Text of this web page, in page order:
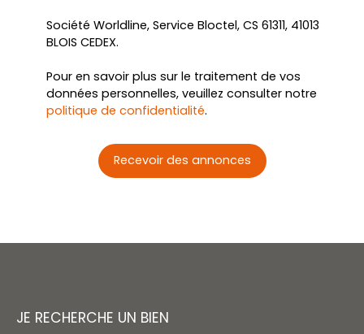
Société Worldline, Service Bloctel, CS 61311, 41013
BLOIS CEDEX.
Pour en savoir plus sur le traitement de vos
données personnelles, veuillez consulter notre
politique de confidentialité.
Recevoir des annonces
JE RECHERCHE UN BIEN